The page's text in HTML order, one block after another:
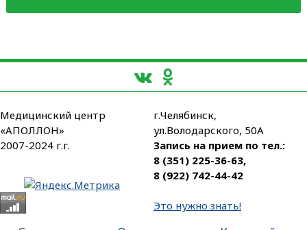
Медицинский центр
«АПОЛЛОН»
2007-2024 г.г.
г.Челябинск,
ул.Володарского, 50А
Запись на прием по тел.:
8 (351) 225-36-63,
8 (922) 742-44-42
Это нужно знать!